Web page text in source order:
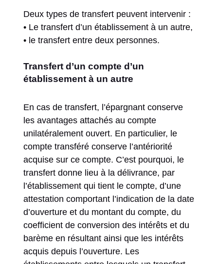
Deux types de transfert peuvent intervenir :
• Le transfert d’un établissement à un autre,
• le transfert entre deux personnes.
Transfert d’un compte d’un
établissement à un autre
En cas de transfert, l’épargnant conserve
les avantages attachés au compte
unilatéralement ouvert. En particulier, le
compte transféré conserve l’antériorité
acquise sur ce compte. C’est pourquoi, le
transfert donne lieu à la délivrance, par
l’établissement qui tient le compte, d’une
attestation comportant l’indication de la date
d’ouverture et du montant du compte, du
coefficient de conversion des intérêts et du
barème en résultant ainsi que les intérêts
acquis depuis l’ouverture. Les